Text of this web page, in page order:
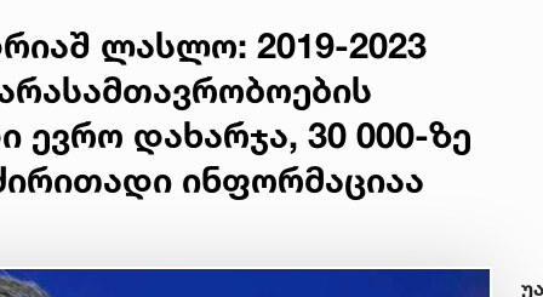
ლასლო: 2019-2023
ევრო დახარჯა, 30 000-ზე
ინფორმაციაა